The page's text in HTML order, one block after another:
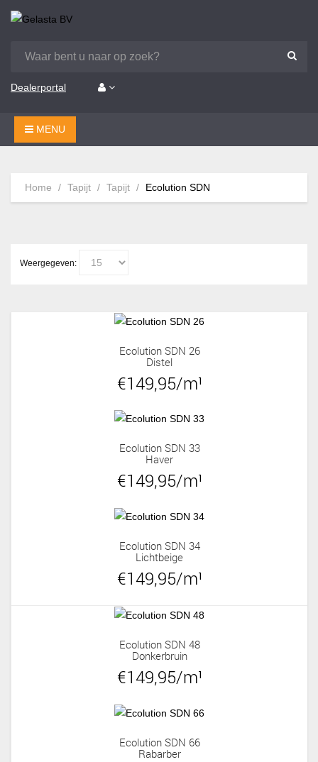
Dealerportal
MENU
Home Tapijt Tapijt Ecolution SDN
Weergegeven:
Ecolution SDN 26
Distel
€149,95/m¹
Ecolution SDN 33
Haver
€149,95/m¹
Ecolution SDN 34
Lichtbeige
€149,95/m¹
Ecolution SDN 48
Donkerbruin
€149,95/m¹
Ecolution SDN 66
Rabarber